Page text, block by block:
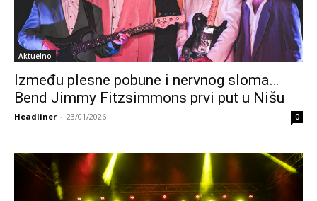
Aktuelno
Između plesne pobune i nervnog sloma…
Bend Jimmy Fitzsimmons prvi put u Nišu
Headliner - 23/01/2026 0